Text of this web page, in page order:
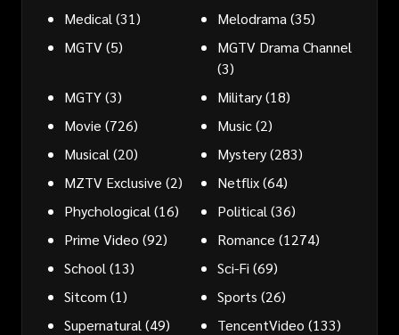
Medical (31) Melodrama (35)
MGTV(5)
MGTV Drama Channel
(3)
MGTY(3) Military(18)
Movie (726) Music(2)
Musical (20) Mystery(283)
MZTV Exclusive (2) Netflix(64)
Phychological (16) Political (36)
Prime Video (92) Romance (1274)
School (13) Sci-Fi (69)
Sitcom (1) Sports (26)
Supernatural (49) TencentVideo (133)